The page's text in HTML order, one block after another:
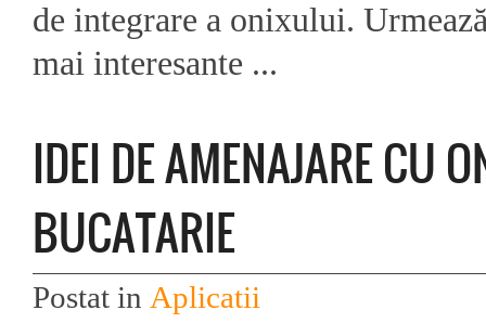
de integrare a onixului.
mai interesante ...
IDEI DE AMENAJARE CU
BUCATARIE
Postat in Aplicatii